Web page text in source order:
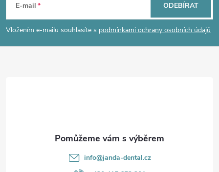
p
a
E-mail
Vložením e-mailu souhlasíte s podmínkami ochrany osobních údajů
ODEBÍRAT
info@janda-dental.cz